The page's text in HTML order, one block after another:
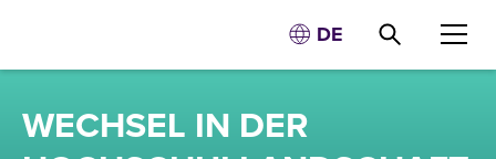
DE
WECHSEL IN DER